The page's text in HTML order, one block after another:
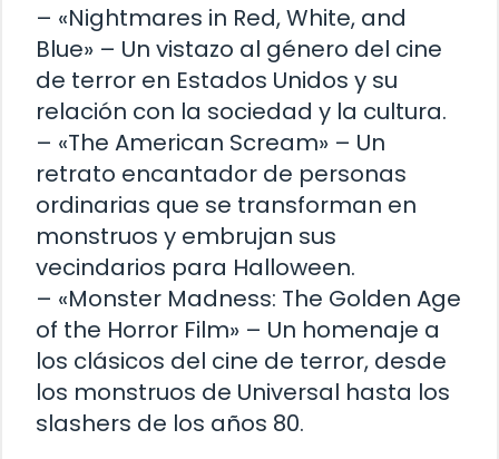
– «Nightmares in Red, White, and
Blue» – Un vistazo al género del cine
de terror en Estados Unidos y su
relación con la sociedad y la cultura.
– «The American Scream» – Un
retrato encantador de personas
ordinarias que se transforman en
monstruos y embrujan sus
vecindarios para Halloween.
– «Monster Madness: The Golden Age
of the Horror Film» – Un homenaje a
los clásicos del cine de terror, desde
los monstruos de Universal hasta los
slashers de los años 80.